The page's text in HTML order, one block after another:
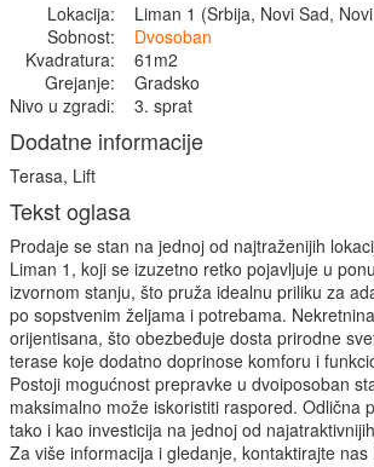
Lokacija:
Liman 1 (Srbija, Novi Sad,
Sobnost:
Dvosoban
Kvadratura:
61m2
Grejanje:
Gradsko
Nivo u zgradi:
3. sprat
Dodatne informacije
Terasa, Lift
Tekst oglasa
Prodaje se stan na jednoj od najtraženijih
Liman 1, koji se izuzetno retko pojavljuje u
izvornom stanju, što pruža idealnu priliku za
po sopstvenim željama i potrebama.
orijentisana, što obezbeđuje dosta prirodne
terase koje dodatno doprinose komforu i
Postoji mogućnost prepravke u dvoiposoban
maksimalno može iskoristiti raspored. Odlična
tako i kao investicija na jednoj od
Za više informacija i gledanje, kontaktirajte nas